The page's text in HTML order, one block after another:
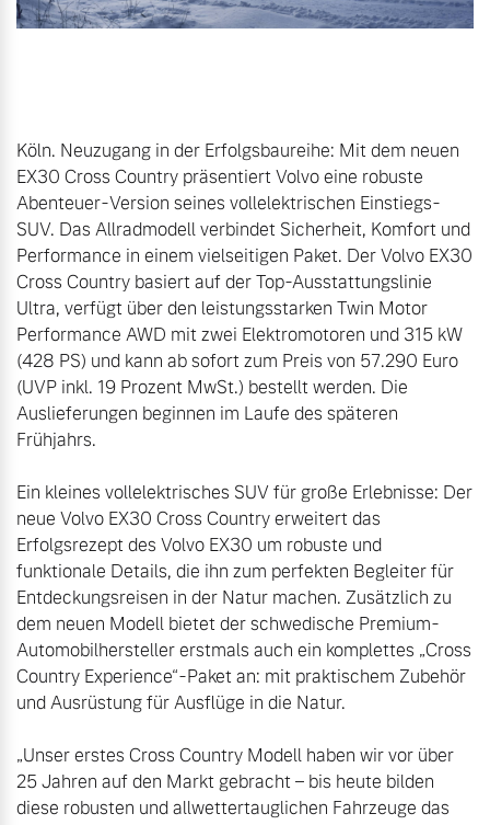
Aktuelle Serviceangebote
Köln. Neuzugang in der Erfolgsbaureihe: Mit dem neuen
EX30 Cross Country präsentiert Volvo eine robuste
Abenteuer-Version seines vollelektrischen Einstiegs-
SUV. Das Allradmodell verbindet Sicherheit, Komfort und
Performance in einem vielseitigen Paket. Der Volvo EX30
Cross Country basiert auf der Top-Ausstattungslinie
Ultra, verfügt über den leistungsstarken Twin Motor
Performance AWD mit zwei Elektromotoren und 315 kW
(428 PS) und kann ab sofort zum Preis von 57.290 Euro
(UVP inkl. 19 Prozent MwSt.) bestellt werden. Die
Auslieferungen beginnen im Laufe des späteren
Frühjahrs.
Ein kleines vollelektrisches SUV für große Erlebnisse: Der
neue Volvo EX30 Cross Country erweitert das
Erfolgsrezept des Volvo EX30 um robuste und
funktionale Details, die ihn zum perfekten Begleiter für
Entdeckungsreisen in der Natur machen. Zusätzlich zu
dem neuen Modell bietet der schwedische Premium-
Automobilhersteller erstmals auch ein komplettes „Cross
Country Experience“-Paket an: mit praktischem Zubehör
und Ausrüstung für Ausflüge in die Natur.
„Unser erstes Cross Country Modell haben wir vor über
25 Jahren auf den Markt gebracht – bis heute bilden
diese robusten und allwettertauglichen Fahrzeuge das